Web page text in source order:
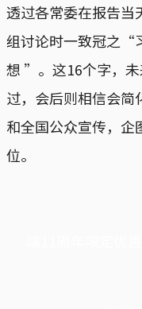
透过各常委在报告
组讨论时一致冠之“
想 ”。这16个字，
过，会后则相信会
和全国公众宣传，企
位。